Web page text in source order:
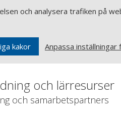
och analysera trafiken på
kakor Anpassa inställningar
och lärresurser
och samarbetspartners